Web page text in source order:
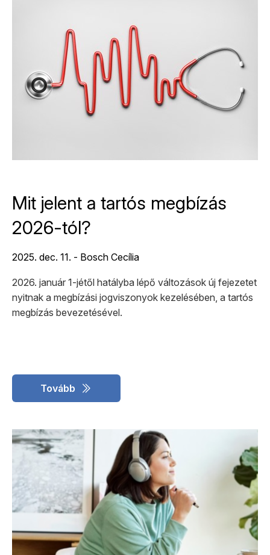
Mit jelent a tartós megbízás
2026-tól?
2025. dec. 11. - Bosch Cecília
2026. január 1-jétől hatályba lépő változások új fejezetet
nyitnak a megbízási jogviszonyok kezelésében, a tartós
megbízás bevezetésével.
Tovább